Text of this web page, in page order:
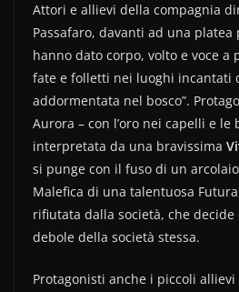
Attori e allievi della compagnia
Passafaro, davanti ad una
hanno dato corpo, volto e voce a
fate e folletti nei luoghi incantati
addormentata nel bosco”.
Aurora – con l’oro nei capelli e le
interpretata da una bravissima
si punge con il fuso di un
Malefica di una talentuosa
rifiutata dalla società, che
debole della società stessa.
Protagonisti anche i piccoli